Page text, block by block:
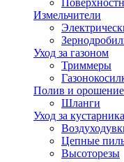
Измельчители
Уход за газоном
Триммеры
Полив и орошение
Шланги
Уход за
Цепные
Высоторезы